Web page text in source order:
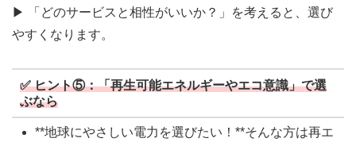
▶ 「どのサービスと相性がいいか？」を考えると、選び
やすくなります。
✅ ヒント⑤：「再生可能エネルギーやエコ意識」で選
ぶなら
**地球にやさしい電力を選びたい！**そんな方は再エ